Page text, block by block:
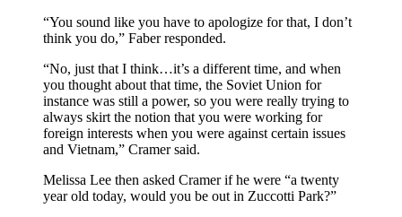
“You sound like you have to apologize for that, I don’t
think you do,” Faber responded.
“No, just that I think…it’s a different time, and when
you thought about that time, the Soviet Union for
instance was still a power, so you were really trying to
always skirt the notion that you were working for
foreign interests when you were against certain issues
and Vietnam,” Cramer said.
Melissa Lee then asked Cramer if he were “a twenty
year old today, would you be out in Zuccotti Park?”